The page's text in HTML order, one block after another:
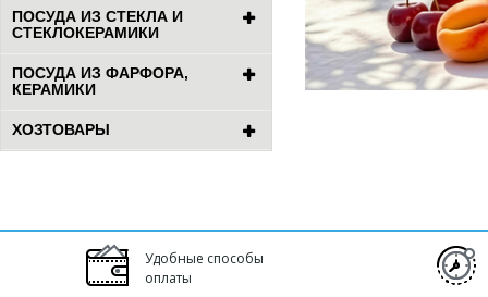
ПОСУДА ИЗ СТЕКЛА И
СТЕКЛОКЕРАМИКИ
ПОСУДА ИЗ ФАРФОРА,
КЕРАМИКИ
ХОЗТОВАРЫ
Удобные способы
оплаты